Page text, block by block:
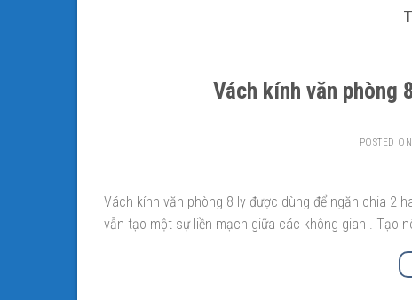
Vách kính văn phòng
POSTED
Vách kính văn phòng 8 ly được dùng để ngăn chia 2
vẫn tạo một sự liền mạch giữa các không gian . Tạo